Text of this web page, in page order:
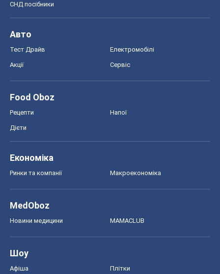
СНД посібники
Авто
Тест Драйв Електромобілі
Акції Сервіс
Food Oboz
Рецепти Напої
Дієти
Економіка
Ринки та компанії Макроекономіка
MedOboz
Новини медицини MAMACLUB
Шоу
Афіша Плітки